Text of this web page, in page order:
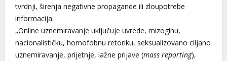
tvrdnji, širenja negativne propagande ili zloupotrebe
informacija.
„Online uznemiravanje uključuje uvrede, mizoginu,
nacionalističku, homofobnu retoriku, seksualizovano ciljano
uznemiravanje, prijetnje, lažne prijave (mass reporting),